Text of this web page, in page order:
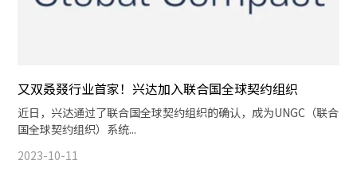
又双叒叕行业首家！兴达加入联合国全球契约组织
近日，兴达通过了联合国全球契约组织的确认，成为UNGC（联合
国全球契约组织）系统...
2023-10-11